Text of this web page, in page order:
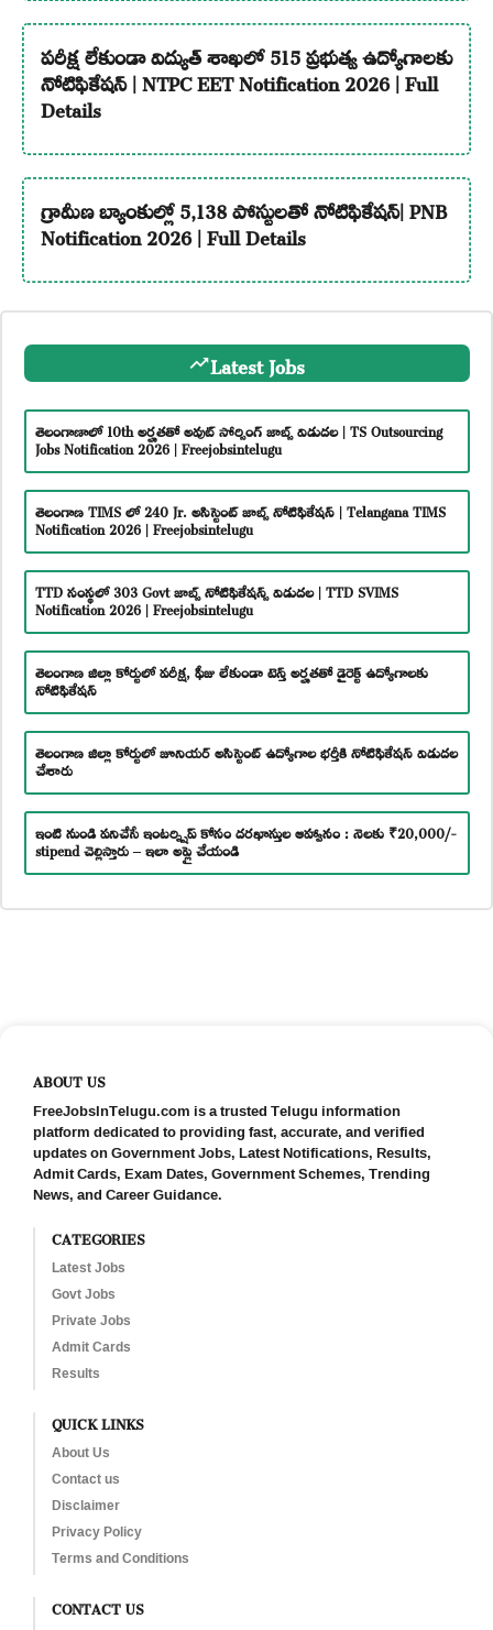
పరీక్ష లేకుండా విద్యుత్ శాఖలో 515 ప్రభుత్వ ఉద్యోగాలకు
నోటిఫికేషన్ | NTPC EET Notification 2026 | Full
Details
గ్రామీణ బ్యాంకుల్లో 5,138 పోస్టులతో నోటిఫికేషన్| PNB
Notification 2026 | Full Details
Latest Jobs
తెలంగాణాలో 10th అర్హతతో అవుట్ సోర్సింగ్ జాబ్స్ విడుదల | TS Outsourcing
Jobs Notification 2026 | Freejobsintelugu
తెలంగాణ TIMS లో 240 Jr. అసిస్టెంట్ జాబ్స్ నోటిఫికేషన్ | Telangana TIMS
Notification 2026 | Freejobsintelugu
TTD సంస్థలో 303 Govt జాబ్స్ నోటిఫికేషన్స్ విడుదల | TTD SVIMS
Notification 2026 | Freejobsintelugu
తెలంగాణ జిల్లా కోర్టులో పరీక్ష, ఫీజు లేకుండా టెన్త్ అర్హతతో డైరెక్ట్ ఉద్యోగాలకు
నోటిఫికేషన్
తెలంగాణ జిల్లా కోర్టులో జూనియర్ అసిస్టెంట్ ఉద్యోగాల భర్తీకి నోటిఫికేషన్ విడుదల
చేశారు
ఇంటి నుండి పనిచేసే ఇంటర్న్షిప్ కోసం దరఖాస్తుల ఆహ్వానం : నెలకు ₹20,000/-
stipend చెల్లిస్తారు – ఇలా అప్లై చేయండి
ABOUT US
FreeJobsInTelugu.com is a trusted Telugu information
platform dedicated to providing fast, accurate, and verified
updates on Government Jobs, Latest Notifications, Results,
Admit Cards, Exam Dates, Government Schemes, Trending
News, and Career Guidance.
CATEGORIES
Latest Jobs
Govt Jobs
Private Jobs
Admit Cards
Results
QUICK LINKS
About Us
Contact us
Disclaimer
Privacy Policy
Terms and Conditions
CONTACT US